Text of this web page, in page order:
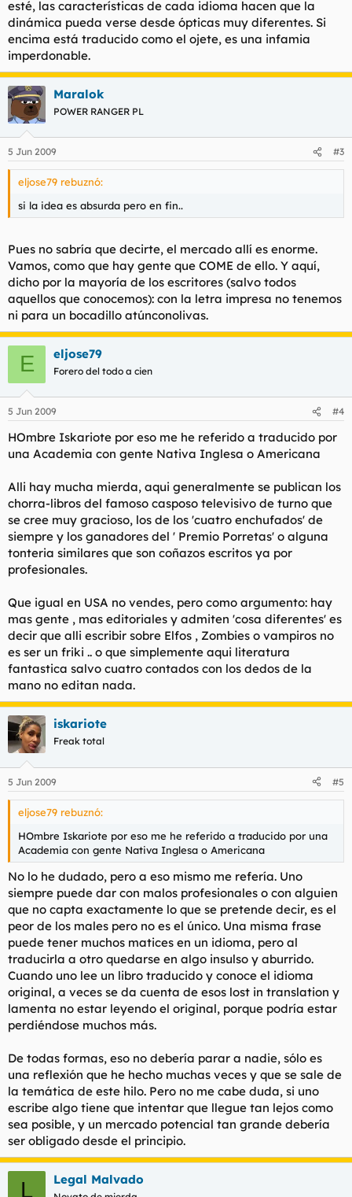
esté, las características de cada idioma hacen que la
dinámica pueda verse desde ópticas muy diferentes. Si
encima está traducido como el ojete, es una infamia
imperdonable.
Maralok
POWER RANGER PL
5 Jun 2009 #3
eljose79 rebuznó:
si la idea es absurda pero en fin..
Pues no sabría que decirte, el mercado allí es enorme.
Vamos, como que hay gente que COME de ello. Y aquí,
dicho por la mayoría de los escritores (salvo todos
aquellos que conocemos): con la letra impresa no tenemos
ni para un bocadillo atúnconolivas.
E eljose79
Forero del todo a cien
5 Jun 2009 #4
HOmbre Iskariote por eso me he referido a traducido por
una Academia con gente Nativa Inglesa o Americana
Alli hay mucha mierda, aqui generalmente se publican los
chorra-libros del famoso casposo televisivo de turno que
se cree muy gracioso, los de los 'cuatro enchufados' de
siempre y los ganadores del ' Premio Porretas' o alguna
tonteria similares que son coñazos escritos ya por
profesionales.
Que igual en USA no vendes, pero como argumento: hay
mas gente , mas editoriales y admiten 'cosa diferentes' es
decir que alli escribir sobre Elfos , Zombies o vampiros no
es ser un friki .. o que simplemente aqui literatura
fantastica salvo cuatro contados con los dedos de la
mano no editan nada.
iskariote
Freak total
5 Jun 2009 #5
eljose79 rebuznó:
HOmbre Iskariote por eso me he referido a traducido por una
Academia con gente Nativa Inglesa o Americana
No lo he dudado, pero a eso mismo me refería. Uno
siempre puede dar con malos profesionales o con alguien
que no capta exactamente lo que se pretende decir, es el
peor de los males pero no es el único. Una misma frase
puede tener muchos matices en un idioma, pero al
traducirla a otro quedarse en algo insulso y aburrido.
Cuando uno lee un libro traducido y conoce el idioma
original, a veces se da cuenta de esos lost in translation y
lamenta no estar leyendo el original, porque podría estar
perdiéndose muchos más.
De todas formas, eso no debería parar a nadie, sólo es
una reflexión que he hecho muchas veces y que se sale de
la temática de este hilo. Pero no me cabe duda, si uno
escribe algo tiene que intentar que llegue tan lejos como
sea posible, y un mercado potencial tan grande debería
ser obligado desde el principio.
L Legal Malvado